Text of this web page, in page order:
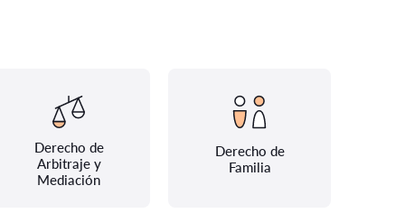
Derecho de
Arbitraje y
Mediación
Derecho de
Familia